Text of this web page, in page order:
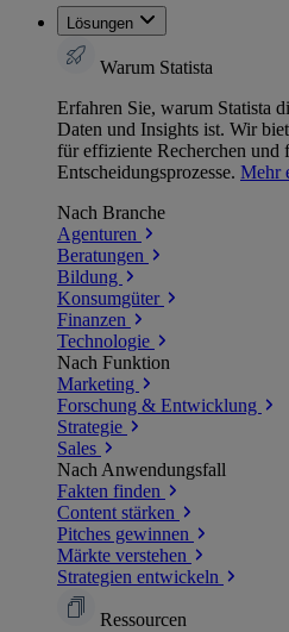
Lösungen
Warum Statista
Erfahren Sie, warum Statista
Daten und Insights ist. Wir
für effiziente Recherchen und
Entscheidungsprozesse. Mehr
Nach Branche
Agenturen
Beratungen
Bildung
Konsumgüter
Finanzen
Technologie
Nach Funktion
Marketing
Forschung & Entwicklung
Strategie
Sales
Nach Anwendungsfall
Fakten finden
Content stärken
Pitches gewinnen
Märkte verstehen
Strategien entwickeln
Ressourcen